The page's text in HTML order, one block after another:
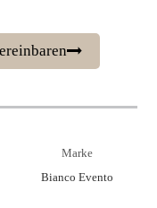
Marke
Bianco Evento